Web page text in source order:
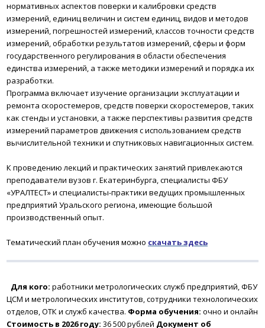
нормативных аспектов поверки и калибровки средств
измерений, единиц величин и систем единиц, видов и методов
измерений, погрешностей измерений, классов точности средств
измерений, обработки результатов измерений, сферы и форм
государственного регулирования в области обеспечения
единства измерений, а также методики измерений и порядка их
разработки.
Программа включает изучение организации эксплуатации и
ремонта скоростемеров, средств поверки скоростемеров, таких
как стенды и установки, а также перспективы развития средств
измерений параметров движения с использованием средств
вычислительной техники и спутниковых навигационных систем.
К проведению лекций и практических занятий привлекаются
преподаватели вузов г. Екатеринбурга, специалисты ФБУ
«УРАЛТЕСТ» и специалисты-практики ведущих промышленных
предприятий Уральского региона, имеющие большой
производственный опыт.
Тематический план обучения можно скачатьздесь
Для кого: работники метрологических служб предприятий, ФБУ
ЦСМ и метрологических институтов, сотрудники технологических
отделов, ОТК и служб качества. Форма обучения: очно и онлайн
Стоимость в 2026 году: 36 500 рублей Документ об